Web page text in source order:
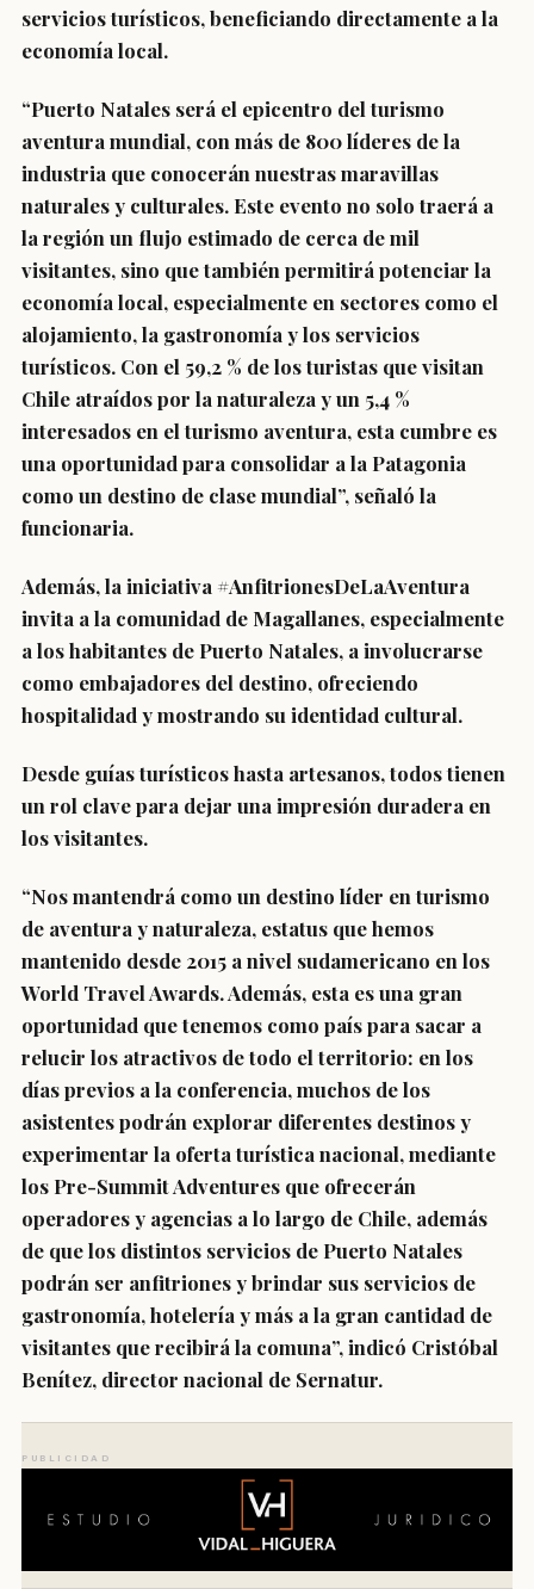
servicios turísticos, beneficiando directamente a la
economía local.
“Puerto Natales será el epicentro del turismo
aventura mundial, con más de 800 líderes de la
industria que conocerán nuestras maravillas
naturales y culturales. Este evento no solo traerá a
la región un flujo estimado de cerca de mil
visitantes, sino que también permitirá potenciar la
economía local, especialmente en sectores como el
alojamiento, la gastronomía y los servicios
turísticos. Con el 59,2 % de los turistas que visitan
Chile atraídos por la naturaleza y un 5,4 %
interesados en el turismo aventura, esta cumbre es
una oportunidad para consolidar a la Patagonia
como un destino de clase mundial”, señaló la
funcionaria.
Además, la iniciativa #AnfitrionesDeLaAventura
invita a la comunidad de Magallanes, especialmente
a los habitantes de Puerto Natales, a involucrarse
como embajadores del destino, ofreciendo
hospitalidad y mostrando su identidad cultural.
Desde guías turísticos hasta artesanos, todos tienen
un rol clave para dejar una impresión duradera en
los visitantes.
“Nos mantendrá como un destino líder en turismo
de aventura y naturaleza, estatus que hemos
mantenido desde 2015 a nivel sudamericano en los
World Travel Awards. Además, esta es una gran
oportunidad que tenemos como país para sacar a
relucir los atractivos de todo el territorio: en los
días previos a la conferencia, muchos de los
asistentes podrán explorar diferentes destinos y
experimentar la oferta turística nacional, mediante
los Pre-Summit Adventures que ofrecerán
operadores y agencias a lo largo de Chile, además
de que los distintos servicios de Puerto Natales
podrán ser anfitriones y brindar sus servicios de
gastronomía, hotelería y más a la gran cantidad de
visitantes que recibirá la comuna”, indicó Cristóbal
Benítez, director nacional de Sernatur.
PUBLICIDAD